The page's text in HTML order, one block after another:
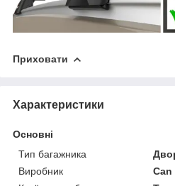
Приховати
Характеристики
Основні
Тип багажника
Виробник